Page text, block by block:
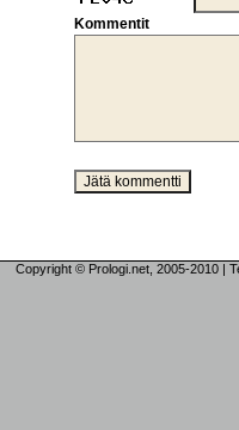
Kommentit
Copyright © Prologi.net, 2005-2010 |